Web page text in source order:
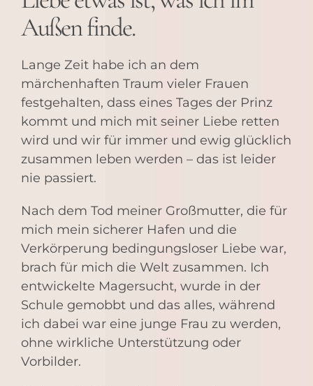
Außen finde.
Lange Zeit habe ich an dem
märchenhaften Traum vieler Frauen
festgehalten, dass eines Tages der Prinz
kommt und mich mit seiner Liebe retten
wird und wir für immer und ewig glücklich
zusammen leben werden – das ist leider
nie passiert.
Nach dem Tod meiner Großmutter, die für
mich mein sicherer Hafen und die
Verkörperung bedingungsloser Liebe war,
brach für mich die Welt zusammen. Ich
entwickelte Magersucht, wurde in der
Schule gemobbt und das alles, während
ich dabei war eine junge Frau zu werden,
ohne wirkliche Unterstützung oder
Vorbilder.